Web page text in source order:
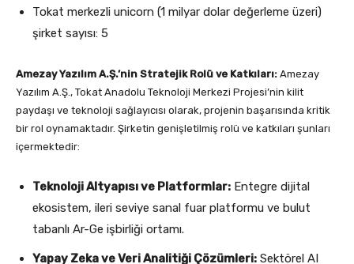
Tokat merkezli unicorn (1 milyar dolar değerleme üzeri)
şirket sayısı: 5
Amezay Yazılım A.Ş.’nin Stratejik Rolü ve Katkıları: Amezay
Yazılım A.Ş., Tokat Anadolu Teknoloji Merkezi Projesi’nin kilit
paydaşı ve teknoloji sağlayıcısı olarak, projenin başarısında kritik
bir rol oynamaktadır. Şirketin genişletilmiş rolü ve katkıları şunları
içermektedir:
Teknoloji Altyapısı ve Platformlar: Entegre dijital
ekosistem, ileri seviye sanal fuar platformu ve bulut
tabanlı Ar-Ge işbirliği ortamı.
Yapay Zeka ve Veri Analitiği Çözümleri: Sektörel AI